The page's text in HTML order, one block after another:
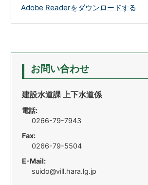
Adobe Readerをダウンロードする
お問い合わせ
建設水道課 上下水道係
電話:
0266-79-7943
Fax:
0266-79-5504
E-Mail:
suido@vill.hara.lg.jp